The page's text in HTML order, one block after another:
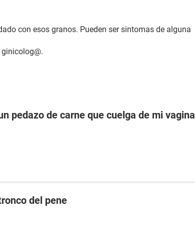
con esos granos. Pueden ser sintomas de alguna
pedazo de carne que cuelga de mi vagina
del pene